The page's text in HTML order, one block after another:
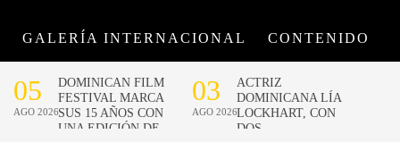
GALERÍA INTERNACIONAL CONTENIDO